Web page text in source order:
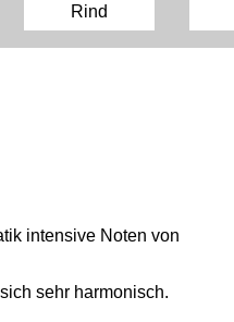
Rind
intensive Noten von
sehr harmonisch.